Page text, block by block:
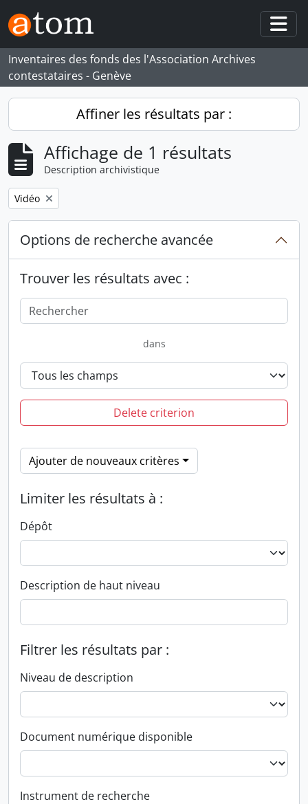
Skip to main content
Inventaires des fonds des l'Association Archives
contestataires - Genève
Affiner les résultats par :
Affichage de 1 résultats
Description archivistique
Remove filter:
Vidéo
Options de recherche avancée
Trouver les résultats avec :
dans
Delete criterion
Ajouter de nouveaux critères
Limiter les résultats à :
Dépôt
Description de haut niveau
Filtrer les résultats par :
Niveau de description
Document numérique disponible
Instrument de recherche